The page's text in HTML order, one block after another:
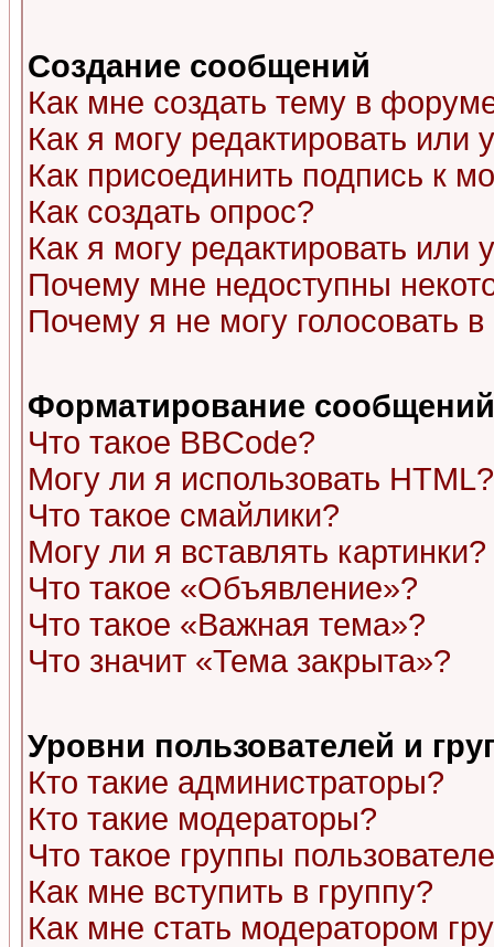
Создание сообщений
Как мне создать тему в
Как я могу редактировать или
Как присоединить подпись к
Как создать опрос?
Как я могу редактировать или
Почему мне недоступны
Почему я не могу голосовать
Форматирование
Что такое BBCode?
Могу ли я использовать HTML?
Что такое смайлики?
Могу ли я вставлять картинки?
Что такое «Объявление»?
Что такое «Важная тема»?
Что значит «Тема закрыта»?
Уровни пользователей и
Кто такие администраторы?
Кто такие модераторы?
Что такое группы
Как мне вступить в группу?
Как мне стать модератором